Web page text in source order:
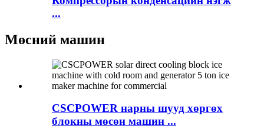
...
Мөсний машин
CSCPOWER нарны шууд хөргөх
блокны мөсөн машин ...